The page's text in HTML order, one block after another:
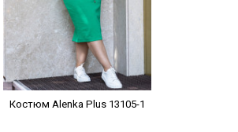
Костюм Alenka Plus 13105-1